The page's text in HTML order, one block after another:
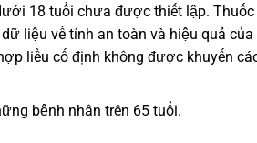
18 tuổi chưa được thiết lập. Thuốc
liệu về tính an toàn và hiệu quả của
liều cố định không được khuyến
bệnh nhân trên 65 tuổi.